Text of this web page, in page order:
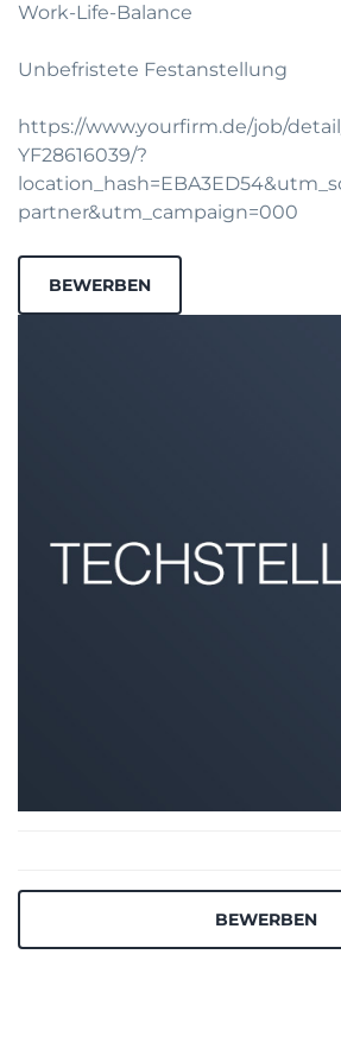
Work-Life-Balance
Unbefristete Festanstellung
https://www.yourfirm.de/job/
YF28616039/?
partner&utm_campaign=000
BEWERBEN
BEWERBEN